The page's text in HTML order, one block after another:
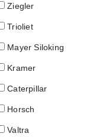
Ziegler
Trioliet
Mayer Siloking
Kramer
Caterpillar
Horsch
Valtra